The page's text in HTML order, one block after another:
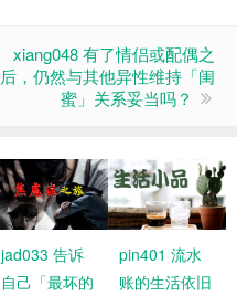
xiang048 有了情侣或配偶之
后，仍然与其他异性维持「闺
蜜」关系妥当吗？
jad033 告诉
自己「最坏的
pin401 流水
账的生活依旧